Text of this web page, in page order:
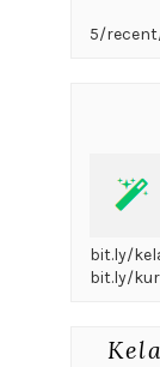
5/
bit.ly/
bit.ly/